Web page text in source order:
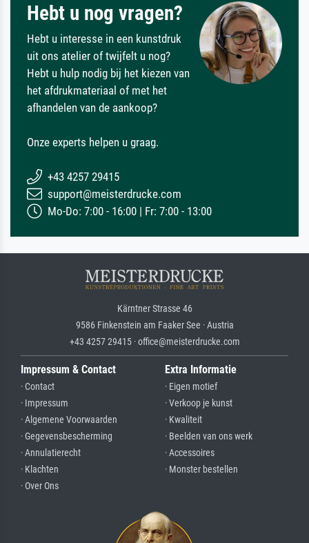
Hebt u nog vragen?
Hebt u interesse in een kunstdruk
uit ons atelier of twijfelt u nog?
Hebt u hulp nodig bij het kiezen van
het afdrukmateriaal of met het
afhandelen van de aankoop?
Onze experts helpen u graag.
+43 4257 29415
support@meisterdrucke.com
Mo-Do: 7:00 - 16:00 | Fr: 7:00 - 13:00
Kärntner Strasse 46
9586 Finkenstein am Faaker See · Austria
+43 4257 29415 · office@meisterdrucke.com
Impressum & Contact
· Contact
· Impressum
· Algemene Voorwaarden
· Gegevensbescherming
· Annulatierecht
· Klachten
· Over Ons
Extra Informatie
· Eigen motief
· Verkoop je kunst
· Kwaliteit
· Beelden van ons werk
· Accessoires
· Monster bestellen